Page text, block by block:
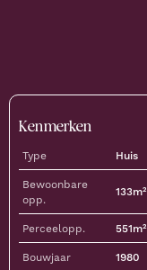
Kenmerken
Type Huis
Bewoonbare
opp.
133m²
Perceelopp. 551m²
Bouwjaar 1980